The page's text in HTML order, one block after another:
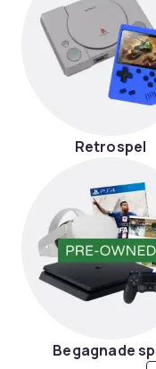
Retrospel
Begagnade